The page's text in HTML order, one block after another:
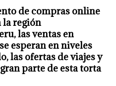
de compras online
la región
las ventas en
se esperan en niveles
las ofertas de viajes y
parte de esta torta